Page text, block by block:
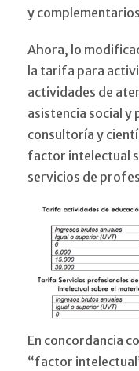
y
Ahora, lo
la tarifa para
actividades de
asistencia social y
consultoría y
factor intelectual
servicios de
En concordancia
“factor